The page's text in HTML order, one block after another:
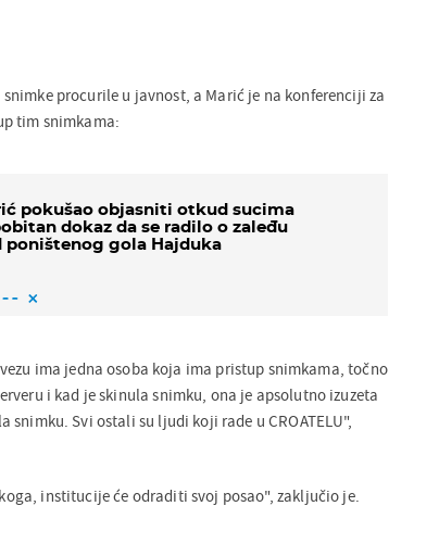
procurile u javnost, a Marić je na konferenciji za
tim snimkama:
pokušao objasniti otkud sucima
dokaz da se radilo o zaleđu
poništenog gola Hajduka
ima jedna osoba koja ima pristup snimkama, točno
i kad je skinula snimku, ona je apsolutno izuzeta
Svi ostali su ljudi koji rade u CROATELU",
institucije će odraditi svoj posao", zaključio je.